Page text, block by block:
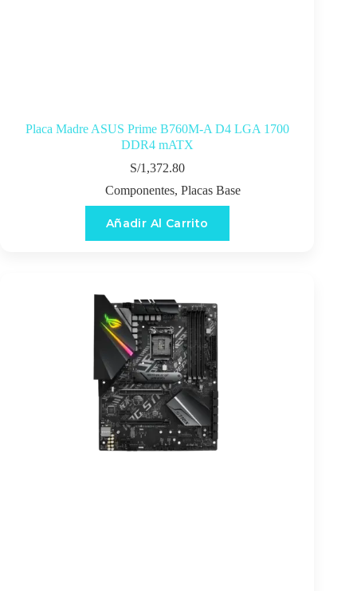
Placa Madre ASUS Prime B760M-A D4 LGA 1700
DDR4 mATX
S/1,372.80
Componentes,Placas Base
Añadir Al Carrito